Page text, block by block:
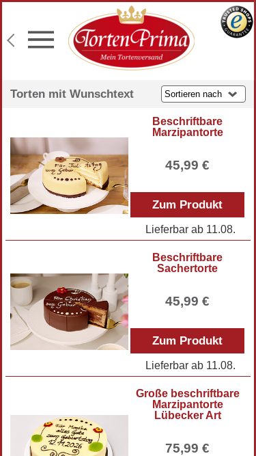
Konditor-Qualität
Torten mit Wunschtext
Lieferung an Wunschadresse
Torten mit Wunschtext
Beschriftbare
Marzipantorte
45,99 €
Zum Produkt
Lieferbar ab 11.08.
Beschriftbare
Sachertorte
45,99 €
Zum Produkt
Lieferbar ab 11.08.
Große beschriftbare
Marzipantorte
Lübecker Art
75,99 €